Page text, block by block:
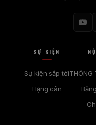
SỰ KIỆN
Sự kiện sắp tới
Hạng cân
THÔNG